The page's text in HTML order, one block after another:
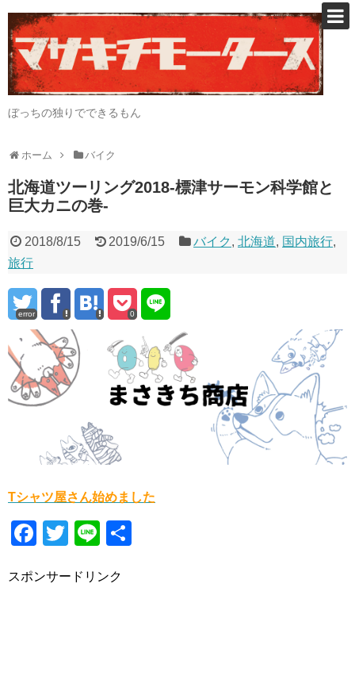
ぼっちの独りでできるもん
ホーム バイク
北海道ツーリング2018-標津サーモン科学館と
巨大カニの巻-
2018/8/15 2019/6/15 バイク ,北海道, 国内旅行,
旅行
error 0
Tシャツ屋さん始めました
F
c
T
tt
Li
e
スポンサードリンク